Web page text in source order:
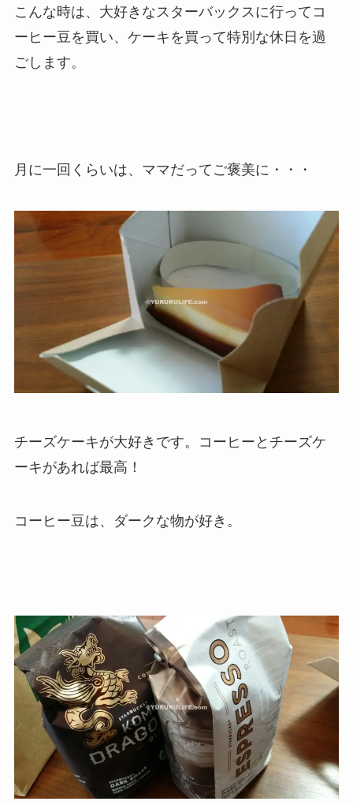
こんな時は、大好きなスターバックスに行ってコ
ーヒー豆を買い、ケーキを買って特別な休日を過
ごします。
月に一回くらいは、ママだってご褒美に・・・
チーズケーキが大好きです。コーヒーとチーズケ
ーキがあれば最高！
コーヒー豆は、ダークな物が好き。